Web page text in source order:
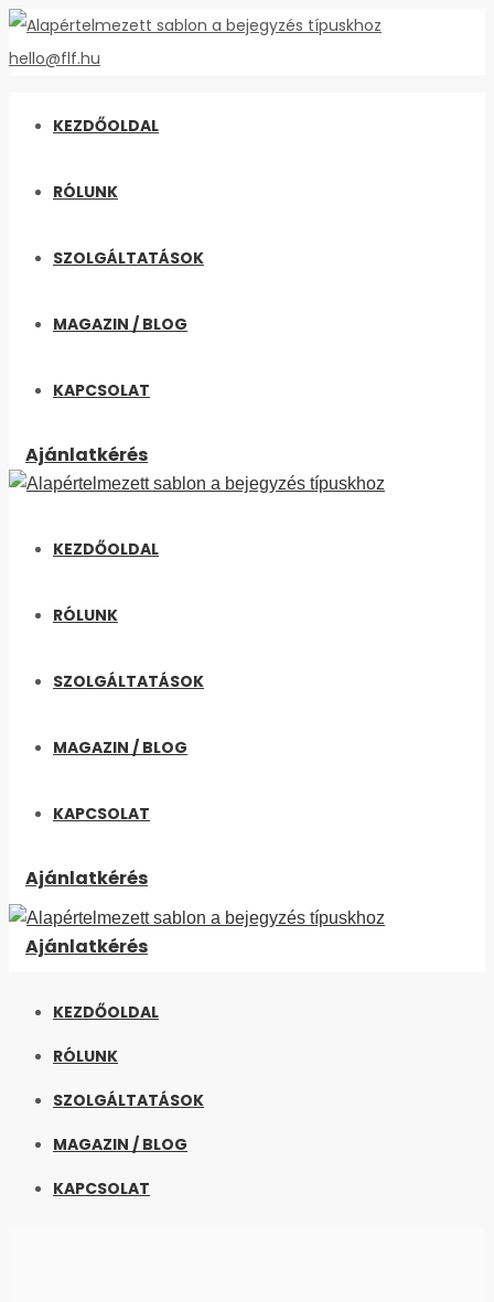
hello@flf.hu
KEZDŐOLDAL
RÓLUNK
SZOLGÁLTATÁSOK
MAGAZIN / BLOG
KAPCSOLAT
Ajánlatkérés
KEZDŐOLDAL
RÓLUNK
SZOLGÁLTATÁSOK
MAGAZIN / BLOG
KAPCSOLAT
Ajánlatkérés
Ajánlatkérés
KEZDŐOLDAL
RÓLUNK
SZOLGÁLTATÁSOK
MAGAZIN / BLOG
KAPCSOLAT